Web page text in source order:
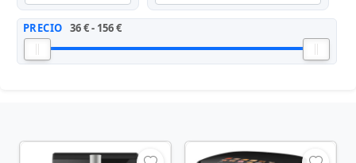
PRECIO 36 € - 156 €